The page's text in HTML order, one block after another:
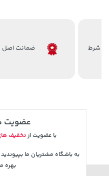
ضمانت اصل
عضویت
با عضویت ازتخفیف
به باشگاه مشتریان ما
بهره